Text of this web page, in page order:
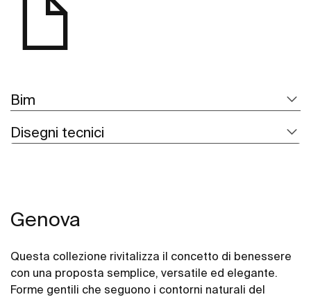
Bim
Disegni tecnici
Genova
Questa collezione rivitalizza il concetto di benessere
con una proposta semplice, versatile ed elegante.
Forme gentili che seguono i contorni naturali del